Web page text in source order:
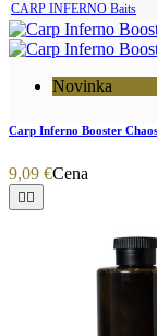
CARP INFERNO Baits
Novinka
Carp Inferno Booster
9,09 €Cena
 